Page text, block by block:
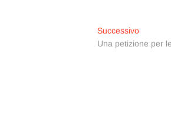
SuccessivoArticolo
Una petizione per